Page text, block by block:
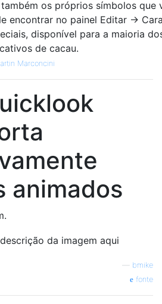
os próprios símbolos que
encontrar no painel Editar ->
disponível para a maioria
de cacau.
Marconcini
animados
bmike
fonte